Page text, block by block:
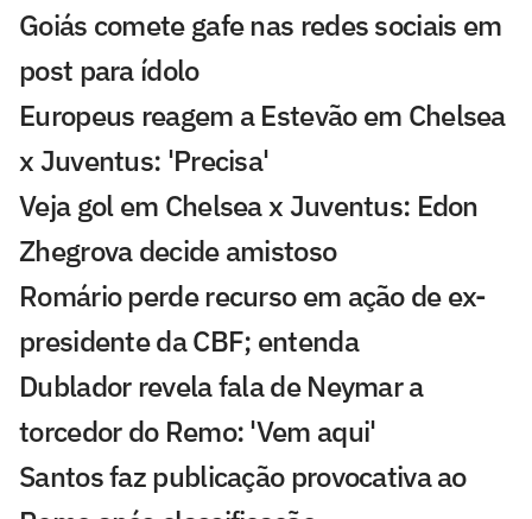
Goiás comete gafe nas redes sociais em
post para ídolo
Europeus reagem a Estevão em Chelsea
x Juventus: 'Precisa'
Veja gol em Chelsea x Juventus: Edon
Zhegrova decide amistoso
Romário perde recurso em ação de ex-
presidente da CBF; entenda
Dublador revela fala de Neymar a
torcedor do Remo: 'Vem aqui'
Santos faz publicação provocativa ao